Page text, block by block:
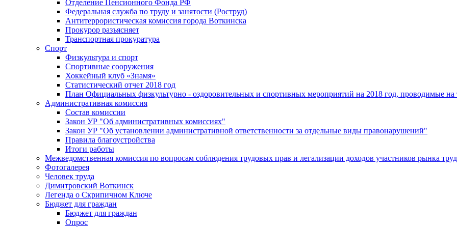
Отделение Пенсионного Фонда РФ
Федеральная служба по труду и занятости (Роструд)
Антитеррористическая комиссия города Воткинска
Прокурор разъясняет
Транспортная прокуратура
Спорт
Физкультура и спорт
Спортивные сооружения
Хоккейный клуб «Знамя»
Статистический отчет 2018 год
План Официальных физкультурно - оздоровительных и спортивных мероприятий на 2018 год, проводимые
Административная комиссия
Состав комиссии
Закон УР "Об административных комиссиях"
Закон УР "Об установлении административной ответственности за отдельные виды правонарушений"
Правила благоустройства
Итоги работы
Межведомственная комиссия по вопросам соблюдения трудовых прав и легализации доходов участников рынка
Фотогалерея
Человек труда
Димитровский Воткинск
Легенда о Скрипичном Ключе
Бюджет для граждан
Бюджет для граждан
Опрос